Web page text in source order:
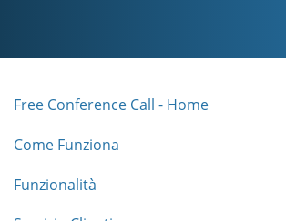
Free Conference Call - Home
Come Funziona
Funzionalità